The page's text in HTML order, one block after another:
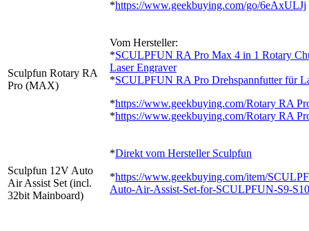
*https://www.geekbuying.com/go/6eAxULJj
Sculpfun Rotary RA
Pro (MAX)
Vom Hersteller:
*SCULPFUN RA Pro Max 4 in 1 Rotary
Laser Engraver
*SCULPFUN RA Pro Drehspannfutter für
*https://www.geekbuying.com/Rotary RA
*https://www.geekbuying.com/Rotary RA
Sculpfun 12V Auto
Air Assist Set (incl.
32bit Mainboard)
*Direkt vom Hersteller Sculpfun
*https://www.geekbuying.com/item/
Auto-Air-Assist-Set-for-SCULPFUN-S9-S10